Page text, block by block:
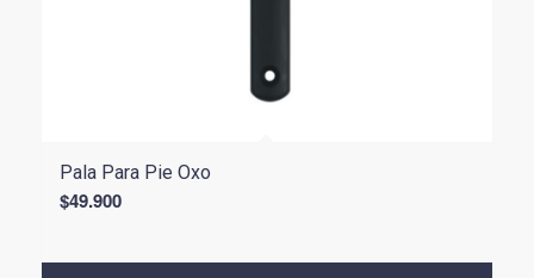
Pala Para Pie Oxo
$49.900